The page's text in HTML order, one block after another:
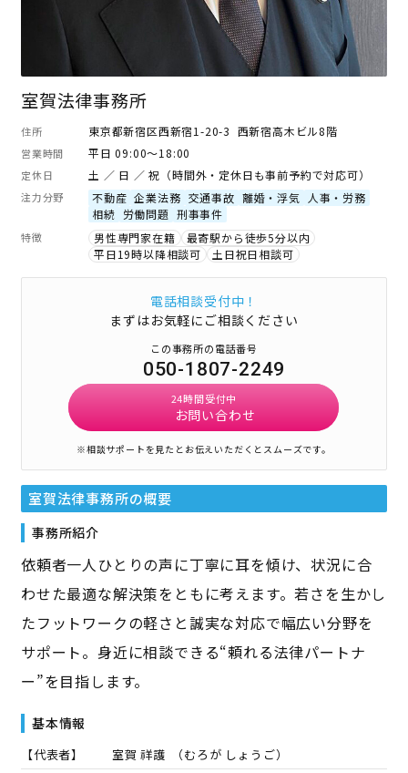
室賀法律事務所
住所 東京都新宿区西新宿1-20-3 西新宿高木ビル8階
営業時間 平日 09:00～18:00
定休日 土 ／ 日 ／ 祝（時間外・定休日も事前予約で対応可）
注力分野 不動産 企業法務 交通事故 離婚・浮気
人事・労務
相続 労働問題 刑事事件
特徴 男性専門家在籍
最寄駅から徒歩5分以内
平日19時以降相談可
土日祝日相談可
電話相談受付中！
まずはお気軽にご相談ください
この事務所の電話番号
050-1807-2249
24時間受付中
お問い合わせ
※相談サポートを見たとお伝えいただくとスムーズです。
室賀法律事務所の概要
事務所紹介
依頼者一人ひとりの声に丁寧に耳を傾け、状況に合
わせた最適な解決策をともに考えます。若さを生かし
たフットワークの軽さと誠実な対応で幅広い分野を
サポート。身近に相談できる“頼れる法律パートナ
ー”を目指します。
基本情報
【代表者】 室賀 祥護 （むろが しょうご）